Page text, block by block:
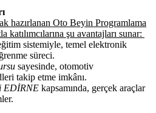
hazırlanan Oto Beyin Programlama
şu avantajları sunar:
sistemiyle, temel elektronik
süreci.
sayesinde, otomotiv
takip etme imkânı.
EDİRNE kapsamında, gerçek araçlar